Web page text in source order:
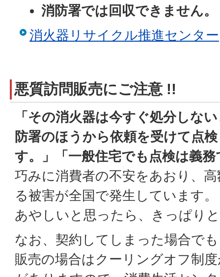
消防署では回収できません。
消火器リサイクル推進センター
悪質訪問販売にご注意 !!
「その消火器は今すぐ処分しな
防署のほうから依頼を受けて点
す。」「一般住宅でも点検は義務
巧みに消費者の不安をあおり、
る被害が全国で発生しています。
あやしいと思ったら、きっぱり
なお、契約してしまった場合で
販売の場合はクーリングオフ制